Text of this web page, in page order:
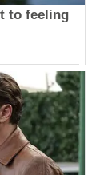
to feeling